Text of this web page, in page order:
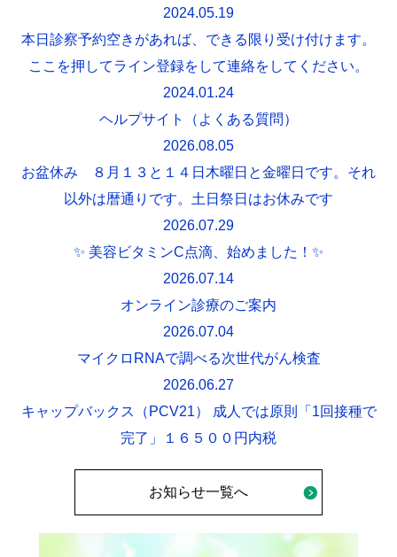
2024.05.19
本日診察予約空きがあれば、できる限り受け付けます。
ここを押してライン登録をして連絡をしてください。
2024.01.24
ヘルプサイト（よくある質問）
2026.08.05
お盆休み ８月１３と１４日木曜日と金曜日です。それ
以外は暦通りです。土日祭日はお休みです
2026.07.29
✨ 美容ビタミンC点滴、始めました！✨
2026.07.14
オンライン診療のご案内
2026.07.04
マイクロRNAで調べる次世代がん検査
2026.06.27
キャップバックス（PCV21） 成人では原則「1回接種で
完了」１６５００円内税
お知らせ一覧へ